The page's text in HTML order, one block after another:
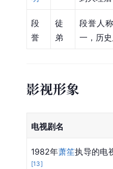
段
誉
徒
弟
段誉人
一，历
影视形象
电视剧名
1982年萧笙执导的电
[13]